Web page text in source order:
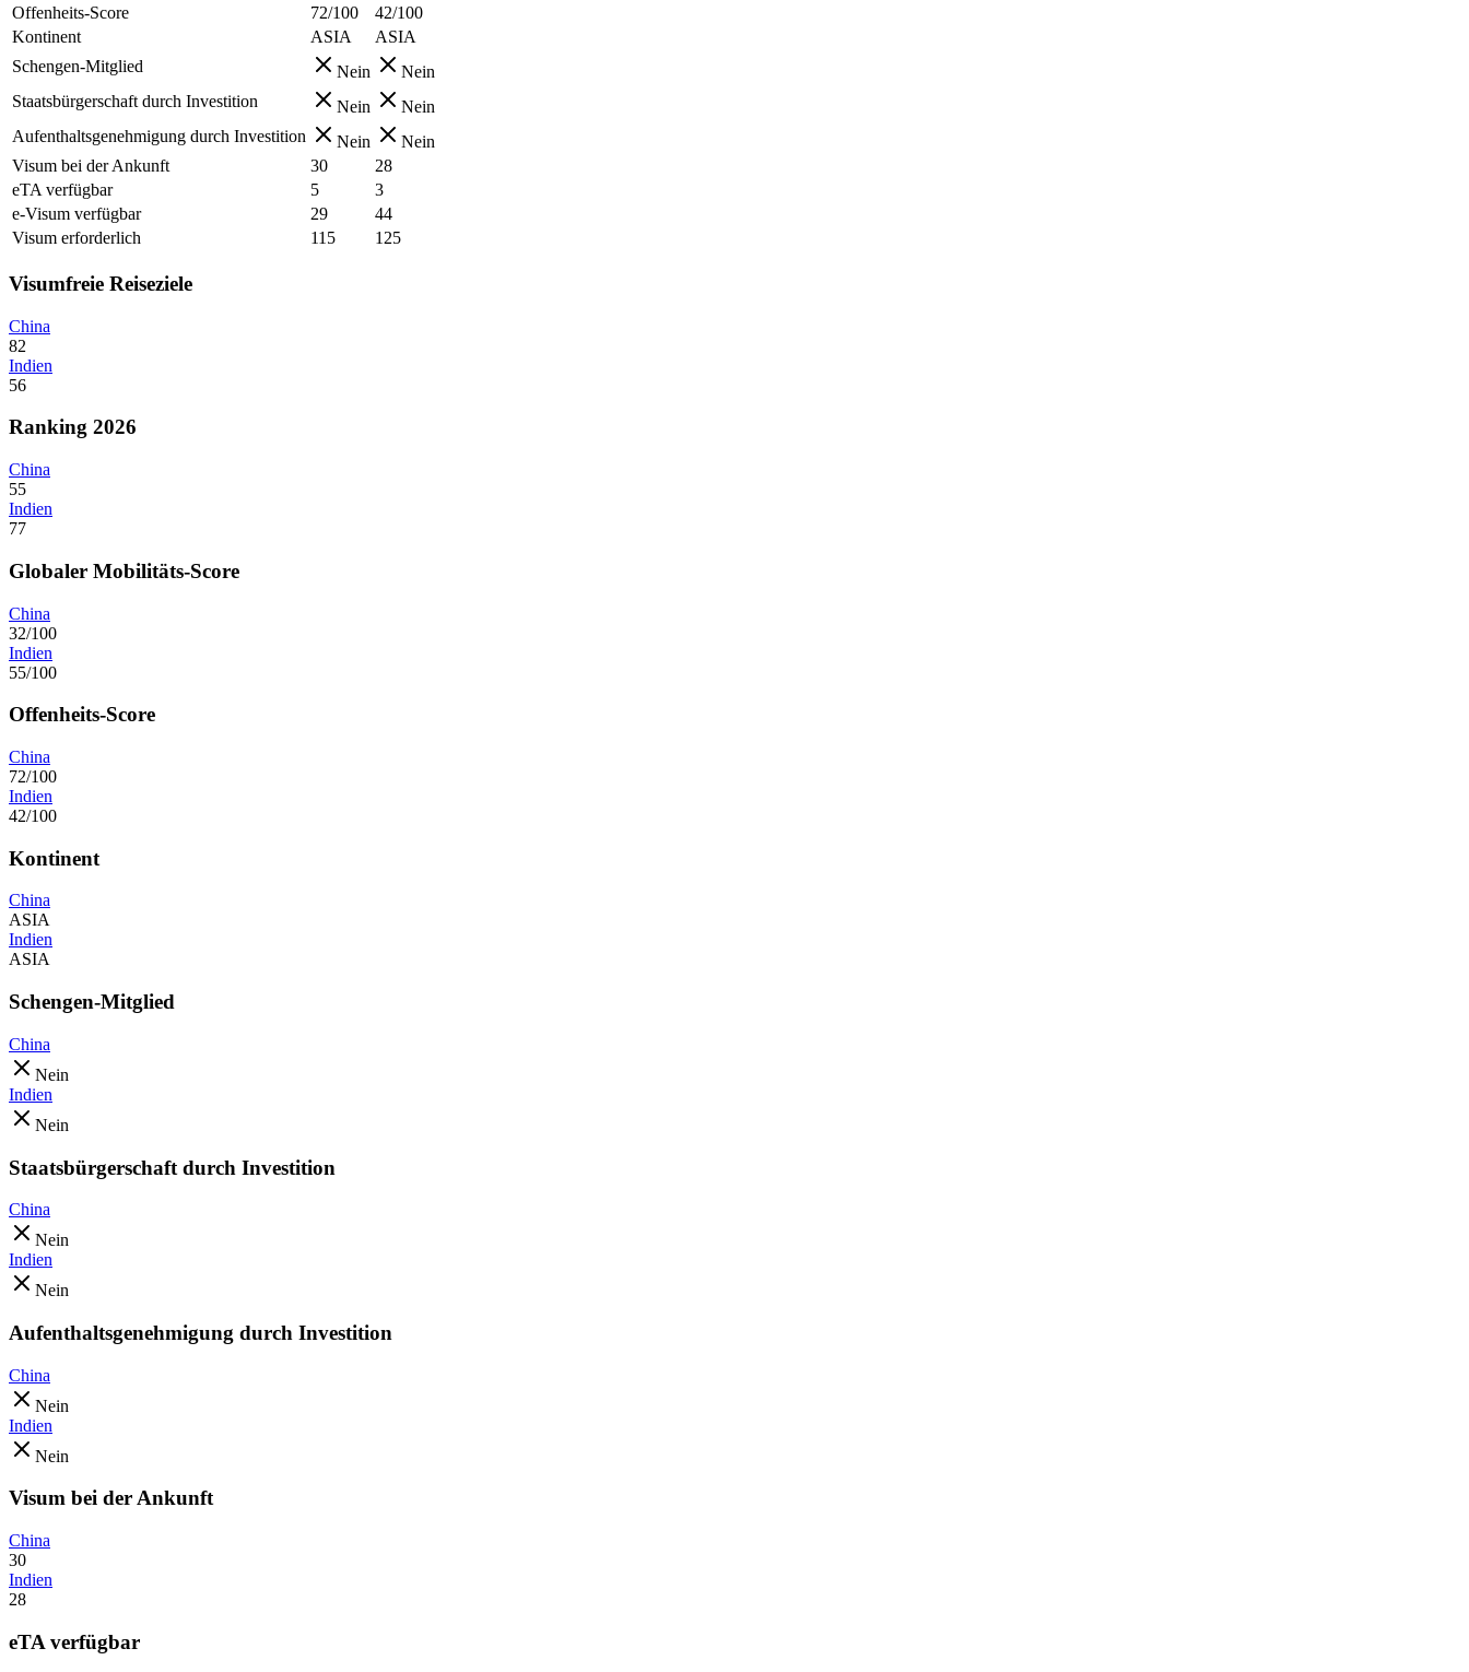
Offenheits-Score
72/100
42/100
Kontinent
ASIA
ASIA
Schengen-Mitglied
Nein
Nein
Staatsbürgerschaft durch Investition
Nein
Nein
Aufenthaltsgenehmigung durch Investition
Nein
Nein
Visum bei der Ankunft
30
28
eTA verfügbar
5
3
e-Visum verfügbar
29
44
Visum erforderlich
115 125
Visumfreie Reiseziele
China
82
Indien
56
Ranking 2026
China
55
Indien
77
Globaler Mobilitäts-Score
China
32/100
Indien
55/100
Offenheits-Score
China
72/100
Indien
42/100
Kontinent
China
ASIA
Indien
ASIA
Schengen-Mitglied
China
Nein
Indien
Nein
Staatsbürgerschaft durch Investition
China
Nein
Indien
Nein
Aufenthaltsgenehmigung durch Investition
China
Nein
Indien
Nein
Visum bei der Ankunft
China
30
Indien
28
eTA verfügbar